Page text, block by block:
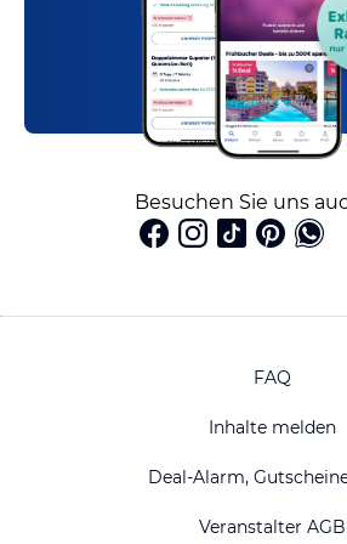
Besuchen Sie uns
FAQ
Inhalte melden
Deal-Alarm,
Veranstalter AGB